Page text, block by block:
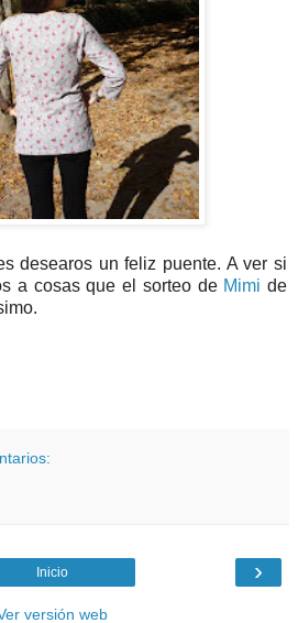
desearos un feliz puente. A ver si
a cosas que el sorteo de Mimide
›
Inicio
versión web